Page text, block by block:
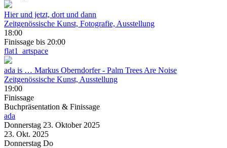
Hier und jetzt, dort und dann
Zeitgenössische Kunst, Fotografie, Ausstellung
18:00
Finissage bis 20:00
flat1_artspace
ada is … Markus Oberndorfer- Palm Trees Are Noise
Zeitgenössische Kunst, Ausstellung
19:00
Finissage
Buchpräsentation & Finissage
ada
Donnerstag 23. Oktober 2025
23. Okt. 2025
Donnerstag Do